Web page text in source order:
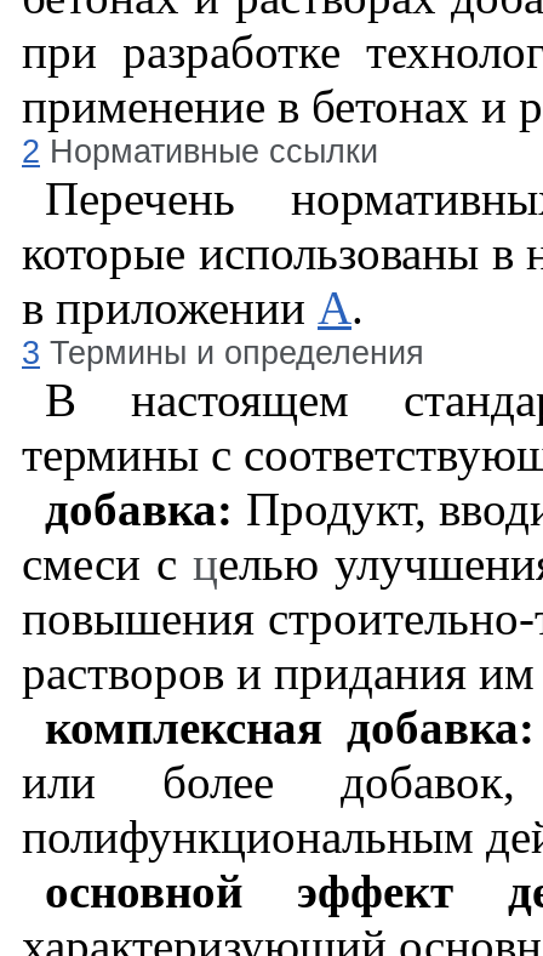
при разработке
применение в бетонах и
2 Нормативные ссылки
Перечень
которые использованы в
в приложении А.
3 Термины и определения
В настоящем
термины с
добавка: Продукт,
смеси с целью
повышения строительно-
растворов и придания
комплексная
или более
полифункциональным
основной эффект
характеризующий